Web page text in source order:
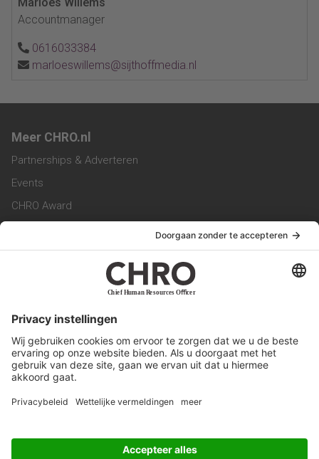
Accountmanager
0616033384
marloeswillems@sijthoffmedia.nl
Meer CHRO.nl
Partnerships & Adverteren
Events
CHRO Award
CHRO Magazine
Service & Contact
Werken bij ons
Privacy Statement
Algemene Voorwaarden